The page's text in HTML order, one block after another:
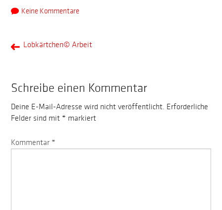
Keine Kommentare
Lobkärtchen© Arbeit
Schreibe einen Kommentar
Deine E-Mail-Adresse wird nicht veröffentlicht. Erforderliche
Felder sind mit* markiert
Kommentar *